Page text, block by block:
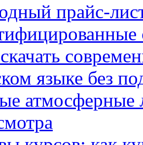
прайс-
языке без
атмосферные